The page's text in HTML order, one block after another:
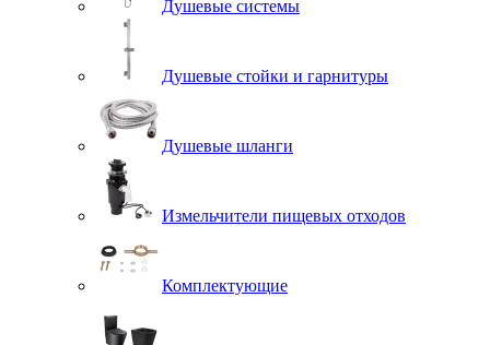
Душевые системы
Душевые стойки и гарнитуры
Душевые шланги
Измельчители пищевых отходов
Комплектующие